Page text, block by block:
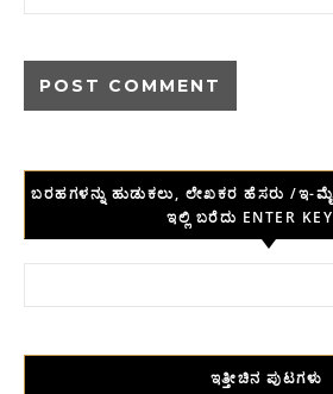
ಬರಹಗಳನ್ನು ಹುಡುಕಲು, ಲೇಖಕರ ಹೆಸರು /ಇ-
ಇಲ್ಲಿ ಬರೆದು ENTER
ಇತ್ತೀಚಿನ ಪುಟಗಳು